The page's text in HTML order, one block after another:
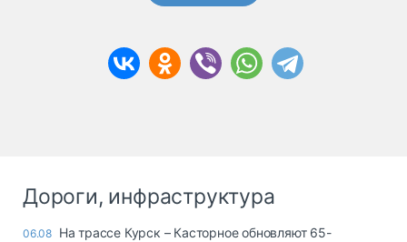
Дороги, инфраструктура
06.08 На трассе Курск – Касторное обновляют 65-